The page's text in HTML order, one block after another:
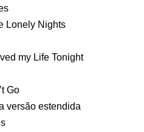
Lonely Nights
my Life Tonight
Go
versão estendida